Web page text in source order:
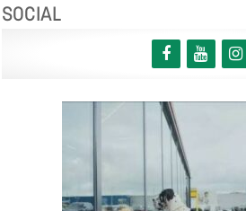
SOCIAL